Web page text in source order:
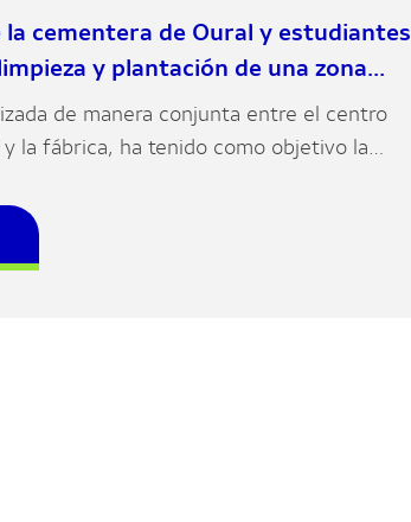
la cementera de Oural y estudiantes
y plantación de una zona
de manera conjunta entre el centro
y la fábrica, ha tenido como objetivo la
del entorno natural.